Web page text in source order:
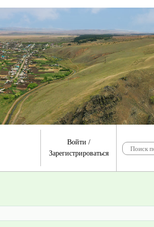
Войти /
Зарегистрироваться